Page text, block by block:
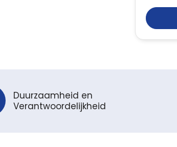
Duurzaamheid en
Verantwoordelijkheid